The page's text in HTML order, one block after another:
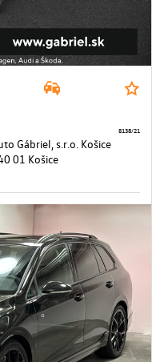
Gábriel, s.r.o. Košice
01 Košice
8138/21